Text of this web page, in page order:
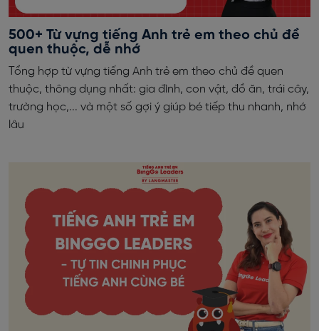
500+ Từ vựng tiếng Anh trẻ em theo chủ đề
quen thuộc, dễ nhớ
Tổng hợp từ vựng tiếng Anh trẻ em theo chủ đề quen
thuộc, thông dụng nhất: gia đình, con vật, đồ ăn, trái cây,
trường học,... và một số gợi ý giúp bé tiếp thu nhanh, nhớ
lâu